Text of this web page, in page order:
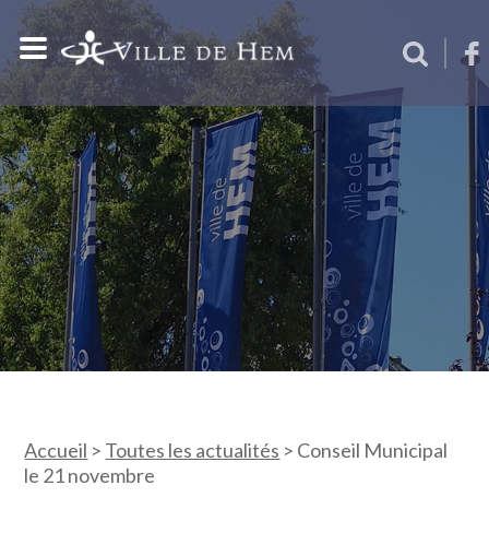
Accueil > Toutes les actualités > Conseil Municipal
le 21 novembre